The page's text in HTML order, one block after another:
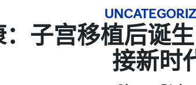
子宫移植后诞
接新时